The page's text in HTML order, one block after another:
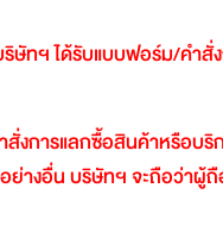
ษัทฯได้รับแบบฟอร์ม/คำสั่
สั่งการแลกซื้อสินค้าหรือบริ
ย่างอื่นบริษัทฯจะถือว่าผู้